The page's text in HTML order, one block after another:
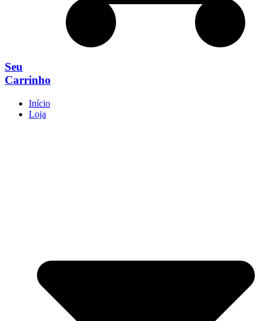
Seu
Carrinho
Início
Loja